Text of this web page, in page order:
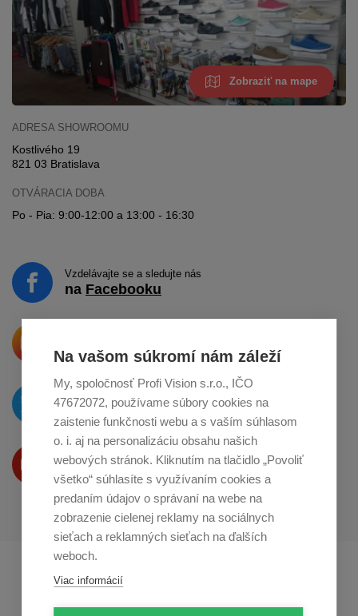
Zobraziť na mape
ADRESA SHOWROOMU
Kostlivého 19
821 03 Bratislava
OTVÁRACIA DOBA
Po - Pia: 9:00-12:00 a 13:00 - 16:30
Vzdelávajte se a sledujte nás
na Facebooku
o zdieľanie naInstagrame
naTwitteri
Produkty Vám predstavujeme
na Youtube
Profikuchař.cz
Na vašom súkromí nám záleží
My, spoločnosť Profi Vision s.r.o., IČO
47672072, používame súbory cookies na
zaistenie funkčnosti webu a s vaším súhlasom
o. i. aj na personalizáciu obsahu našich
webových stránok. Kliknutím na tlačidlo „Povoliť
všetko“ súhlasíte s využívaním cookies a
predaním údajov o správaní na webe na
zobrazenie cielenej reklamy na sociálnych
sieťach a reklamných sieťach na ďalších
weboch.
Viac informácií